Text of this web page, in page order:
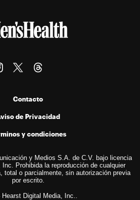
Contacto
de Privacidad
y condiciones
y Medios S.A. de C.V. bajo licencia
Prohibida la reproducción de cualquier
total o parcialmente, sin autorización previa
por escrito.
Digital Media, Inc..